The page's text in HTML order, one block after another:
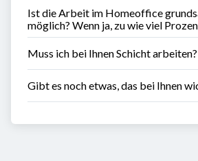
Ist die Arbeit im Homeoffice
möglich? Wenn ja, zu wie viel
Muss ich bei Ihnen Schicht arbeiten?
Gibt es noch etwas, das bei Ihnen